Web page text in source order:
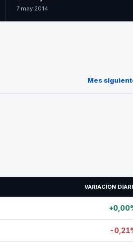
7 may 2014
Mes
VARIACIÓN
-